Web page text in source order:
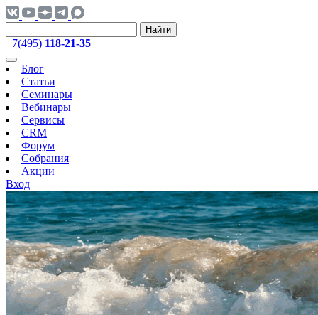
Найти
+7(495) 118-21-35
Блог
Статьи
Семинары
Вебинары
Сервисы
CRM
Форум
Собрания
Акции
Вход